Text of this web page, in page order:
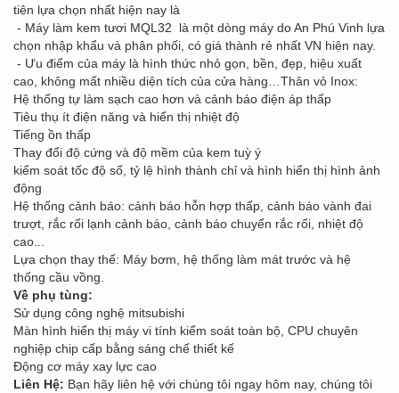
tiên lựa chọn nhất hiện nay là
- Máy làm kem tươi MQL32 là một dòng máy do An Phú Vinh lựa
chọn nhập khẩu và phân phối, có giá thành rẻ nhất VN hiện nay.
- Ưu điểm của máy là hình thức nhỏ gọn, bền, đẹp, hiệu xuất
cao, không mất nhiều diện tích của cửa hàng…Thân vỏ Inox:
Hệ thống tự làm sạch cao hơn và cảnh báo điện áp thấp
Tiêu thụ ít điện năng và hiển thị nhiệt độ
Tiếng ồn thấp
Thay đổi độ cứng và độ mềm của kem tuỳ ý
kiểm soát tốc độ số, tỷ lệ hình thành chỉ và hình hiển thị hình ảnh
động
Hệ thống cảnh báo: cảnh báo hỗn hợp thấp, cảnh báo vành đai
trượt, rắc rối lạnh cảnh báo, cảnh báo chuyển rắc rối, nhiệt độ
cao...
Lựa chọn thay thế: Máy bơm, hệ thống làm mát trước và hệ
thống cầu vồng.
Về phụ tùng:
Sử dụng công nghệ mitsubishi
Màn hình hiển thị máy vi tính kiểm soát toàn bộ, CPU chuyên
nghiệp chip cấp bằng sáng chế thiết kế
Động cơ máy xay lực cao
Liên Hệ: Bạn hãy liên hệ với chúng tôi ngay hôm nay, chúng tôi